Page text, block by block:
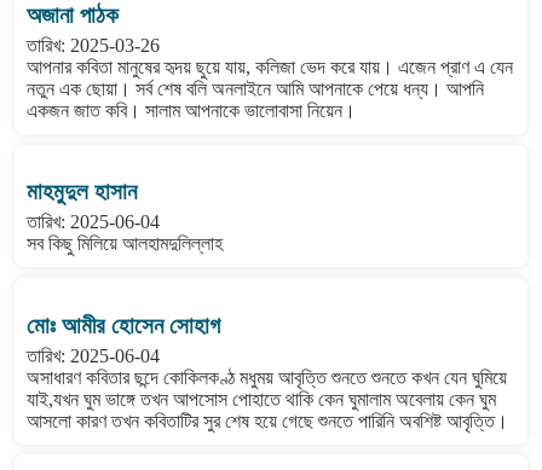
অজানা পাঠক
তারিখ: 2025-03-26
আপনার কবিতা মানুষের হৃদয় ছুয়ে যায়, কলিজা ভেদ করে যায়। এজেন প্রাণ এ যেন
নতুন এক ছোয়া। সর্ব শেষ বলি অনলাইনে আমি আপনাকে পেয়ে ধন্য। আপনি
একজন জাত কবি। সালাম আপনাকে ভালোবাসা নিয়েন।
মাহমুদুল হাসান
তারিখ: 2025-06-04
সব কিছু মিলিয়ে আলহামদুলিল্লাহ
মোঃ আমীর হোসেন সোহাগ
তারিখ: 2025-06-04
অসাধারণ কবিতার ছন্দে কোকিলকণ্ঠ মধুময় আবৃত্তি শুনতে শুনতে কখন যেন ঘুমিয়ে
যাই,যখন ঘুম ভাঙ্গে তখন আপসোস পোহাতে থাকি কেন ঘুমালাম অবেলায় কেন ঘুম
আসলো কারণ তখন কবিতাটির সুর শেষ হয়ে গেছে শুনতে পারিনি অবশিষ্ট আবৃত্তি।